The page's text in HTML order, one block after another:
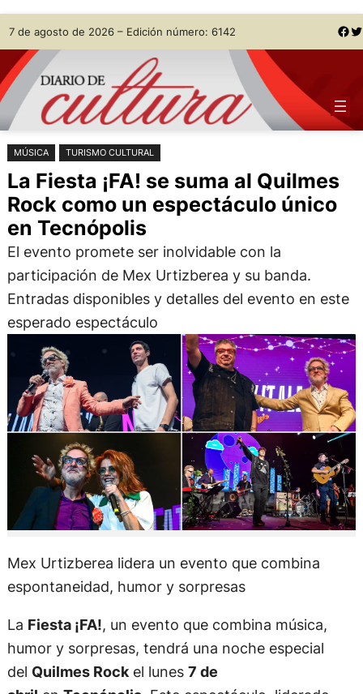
Saltar
al
contenido
Skip
to
content
7 de agosto de 2026 – Edición número: 6142 Facebook Twitter
MÚSICA TURISMO CULTURAL
La Fiesta ¡FA! se suma al Quilmes
Rock como un espectáculo único
en Tecnópolis
El evento promete ser inolvidable con la
participación de Mex Urtizberea y su banda.
Entradas disponibles y detalles del evento en este
esperado espectáculo
Mex Urtizberea lidera un evento que combina
espontaneidad, humor y sorpresas
La Fiesta ¡FA!, un evento que combina música,
humor y sorpresas, tendrá una noche especial
del Quilmes Rockel lunes 7 de